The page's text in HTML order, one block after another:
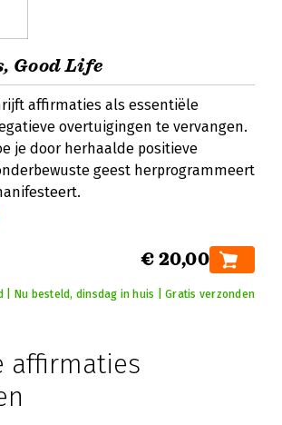
Good Life
affirmaties als essentiële
overtuigingen te vervangen.
je door herhaalde positieve
geest herprogrammeert
€ 20,00
| Nu besteld, dinsdag in huis | Gratis verzonden
affirmaties